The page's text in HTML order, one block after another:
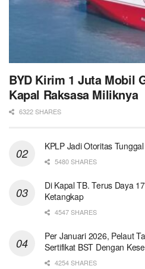
BYD Kirim 1 Juta Mobil
Kapal Raksasa Miliknya
6322 SHARES
KPLP Jadi Otoritas
5480 SHARES
Di Kapal TB. Terus Daya
Ketangkap
4547 SHARES
Per Januari 2026, Pelaut
Sertifikat BST Dengan
4254 SHARES